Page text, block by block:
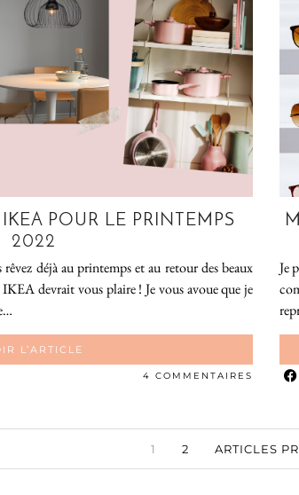
POUR LE PRINTEMPS
2022
déjà au printemps et au retour des beaux
devrait vous plaire ! Je vous avoue que je
L’ARTICLE
4 COMMENTAIRES
Je
1 2 ARTICLES